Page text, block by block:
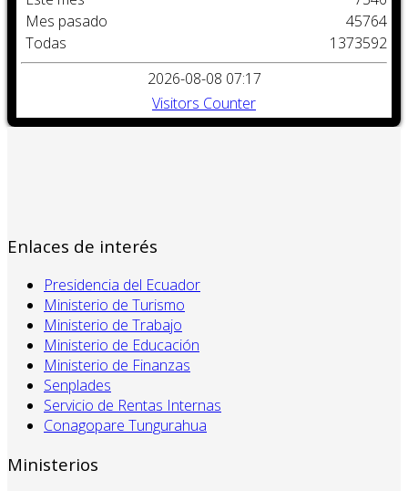
Mes pasado
Todas
45764
1373592
2026-08-08 07:17
Visitors Counter
Enlaces de interés
Presidencia del Ecuador
Ministerio de Turismo
Ministerio de Trabajo
Ministerio de Educación
Ministerio de Finanzas
Senplades
Servicio de Rentas Internas
Conagopare Tungurahua
Ministerios